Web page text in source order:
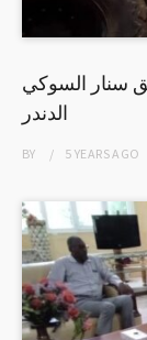
سنار السوكي
الدندر
BY 5 YEARSAGO